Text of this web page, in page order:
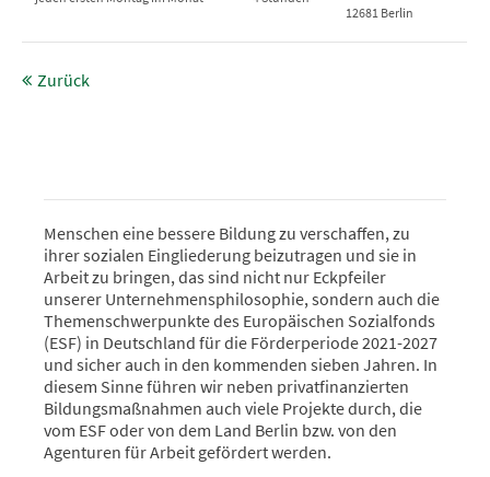
12681 Berlin
Zurück
Menschen eine bessere Bildung zu verschaffen, zu
ihrer sozialen Eingliederung beizutragen und sie in
Arbeit zu bringen, das sind nicht nur Eckpfeiler
unserer Unternehmensphilosophie, sondern auch die
Themenschwerpunkte des Europäischen Sozialfonds
(ESF) in Deutschland für die Förderperiode 2021-2027
und sicher auch in den kommenden sieben Jahren. In
diesem Sinne führen wir neben privatfinanzierten
Bildungsmaßnahmen auch viele Projekte durch, die
vom ESF oder von dem Land Berlin bzw. von den
Agenturen für Arbeit gefördert werden.